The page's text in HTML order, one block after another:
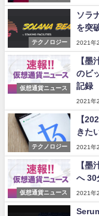
テクノロジー
ソラ
を突
2021年
仮想通貨ニュース
【墨
のビ
記録
2021年
テクノロジー
【
きた
2021年
仮想通貨ニュース
【墨
へ 30
2021年